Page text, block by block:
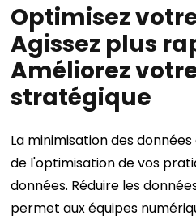
Optimisez
Agissez plus
Améliorez
stratégique
La minimisation des
de l'optimisation de vos
données. Réduire les
permet aux équipes